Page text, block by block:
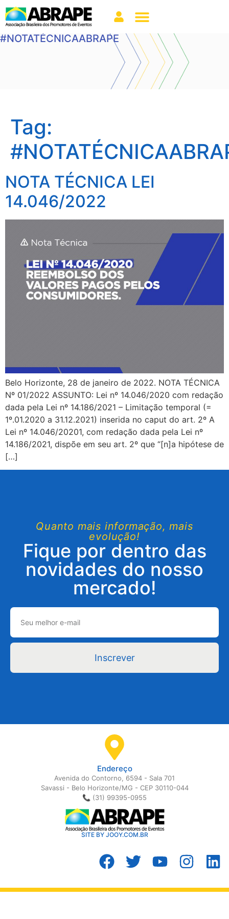
#NOTATÉCNICAABRAPE
Tag:
NOTA TÉCNICA LEI
14.046/2022
Belo Horizonte, 28 de janeiro de 2022. NOTA TÉCNICA
Nº 01/2022 ASSUNTO: Lei nº 14.046/2020 com redação
dada pela Lei nº 14.186/2021 – Limitação temporal (=
1º.01.2020 a 31.12.2021) inserida no caput do art. 2º A
Lei nº 14.046/20201, com redação dada pela Lei nº
14.186/2021, dispõe em seu art. 2º que “[n]a hipótese de
[…]
Quanto mais informação, mais
evolução!
Fique por dentro das
novidades do nosso
mercado!
Inscrever
Endereço
Avenida do Contorno, 6594 - Sala 701
Savassi - Belo Horizonte/MG - CEP 30110-044
📞 (31) 99395-0955
SITE BY JOOY.COM.BR